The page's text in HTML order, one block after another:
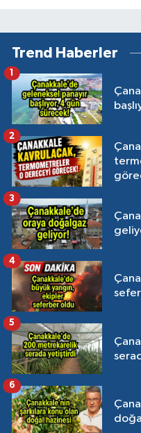
Trend Haberler
1
2
3
4
5
6